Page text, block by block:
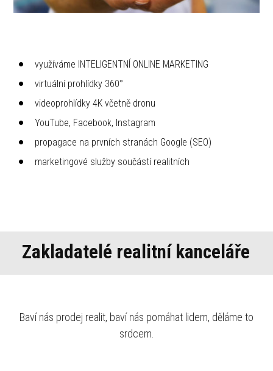
využíváme INTELIGENTNÍ ONLINE MARKETING
virtuální prohlídky 360°
videoprohlídky 4K včetně dronu
YouTube, Facebook, Instagram
propagace na prvních stranách Google (SEO)
marketingové služby součástí realitních
Zakladatelé realitní kanceláře
Baví nás prodej realit, baví nás pomáhat lidem, děláme to
srdcem.